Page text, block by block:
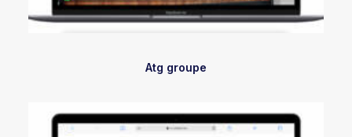
Atg groupe